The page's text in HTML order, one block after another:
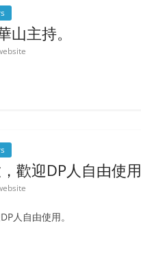
山主持。
歡迎DP人自由使用
人自由使用。